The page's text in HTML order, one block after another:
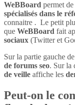
WeBBoard permet
spécialisés dans le
connaitre . Le petit
que WeBBoard fait
sociaux (Twitter et
Sur la partie gauche
de forums seo. Sur la
de veille affiche les
Peut-on le